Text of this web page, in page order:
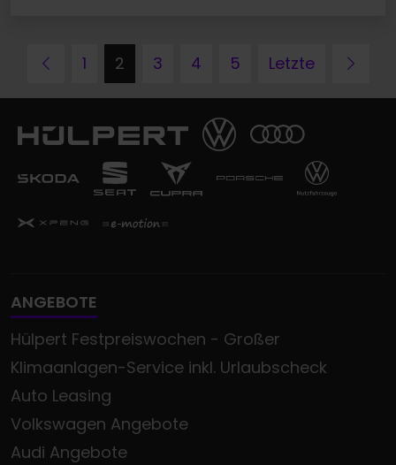
Zurück
1 2 3 4 5 Letzte
ANGEBOTE
Hülpert Festpreiswochen - Großer
Klimaanlagen-Service inkl. Urlaubscheck
Auto Leasing
Volkswagen Angebote
Audi Angebote